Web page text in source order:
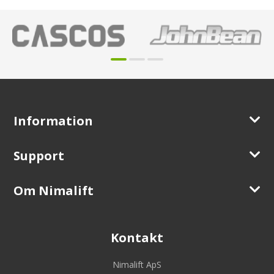
Information
Support
Om Nimalift
Kontakt
Nimalift ApS